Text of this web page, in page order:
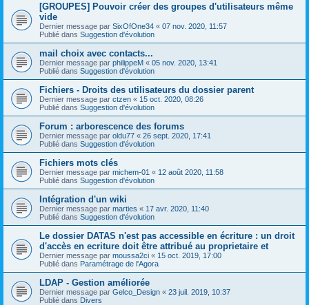
[GROUPES] Pouvoir créer des groupes d'utilisateurs même
vide
Dernier message par SixOfOne34 « 07 nov. 2020, 11:57
Publié dans Suggestion d'évolution
mail choix avec contacts...
Dernier message par philippeM « 05 nov. 2020, 13:41
Publié dans Suggestion d'évolution
Fichiers - Droits des utilisateurs du dossier parent
Dernier message par ctzen « 15 oct. 2020, 08:26
Publié dans Suggestion d'évolution
Forum : arborescence des forums
Dernier message par oldu77 « 26 sept. 2020, 17:41
Publié dans Suggestion d'évolution
Fichiers mots clés
Dernier message par michem-01 « 12 août 2020, 11:58
Publié dans Suggestion d'évolution
Intégration d'un wiki
Dernier message par marties « 17 avr. 2020, 11:40
Publié dans Suggestion d'évolution
Le dossier DATAS n'est pas accessible en écriture : un droit
d'accès en ecriture doit être attribué au proprietaire et
Dernier message par moussa2ci « 15 oct. 2019, 17:00
Publié dans Paramétrage de l'Agora
LDAP - Gestion améliorée
Dernier message par Gelco_Design « 23 juil. 2019, 10:37
Publié dans Divers